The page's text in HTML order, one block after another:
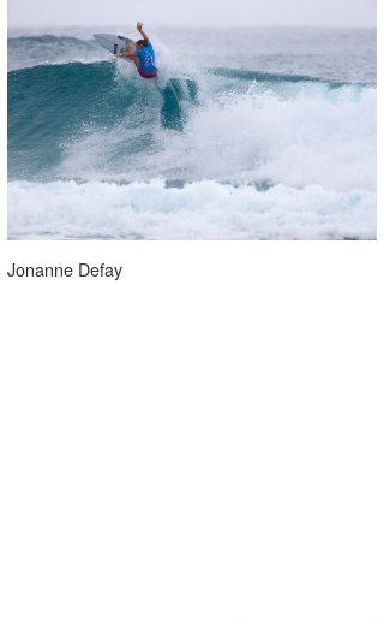
Jonanne Defay